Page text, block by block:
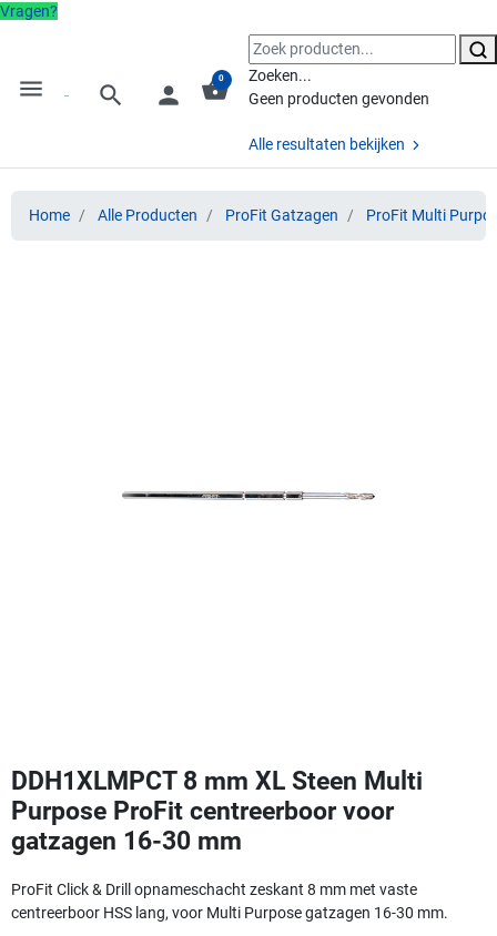
Vragen?
menu search person shopping_basket
0
Zoeken...
Geen producten gevonden
Alle resultaten bekijken
Home Alle Producten ProFit Gatzagen ProFit Multi
DDH1XLMPCT 8 mm XL Steen Multi
Purpose ProFit centreerboor voor
gatzagen 16-30 mm
ProFit Click & Drill opnameschacht zeskant 8 mm met vaste
centreerboor HSS lang, voor Multi Purpose gatzagen 16-30 mm.